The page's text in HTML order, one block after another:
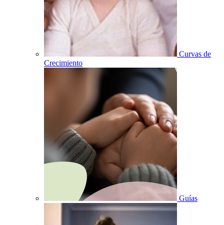
Curvas de
Crecimiento
Guías